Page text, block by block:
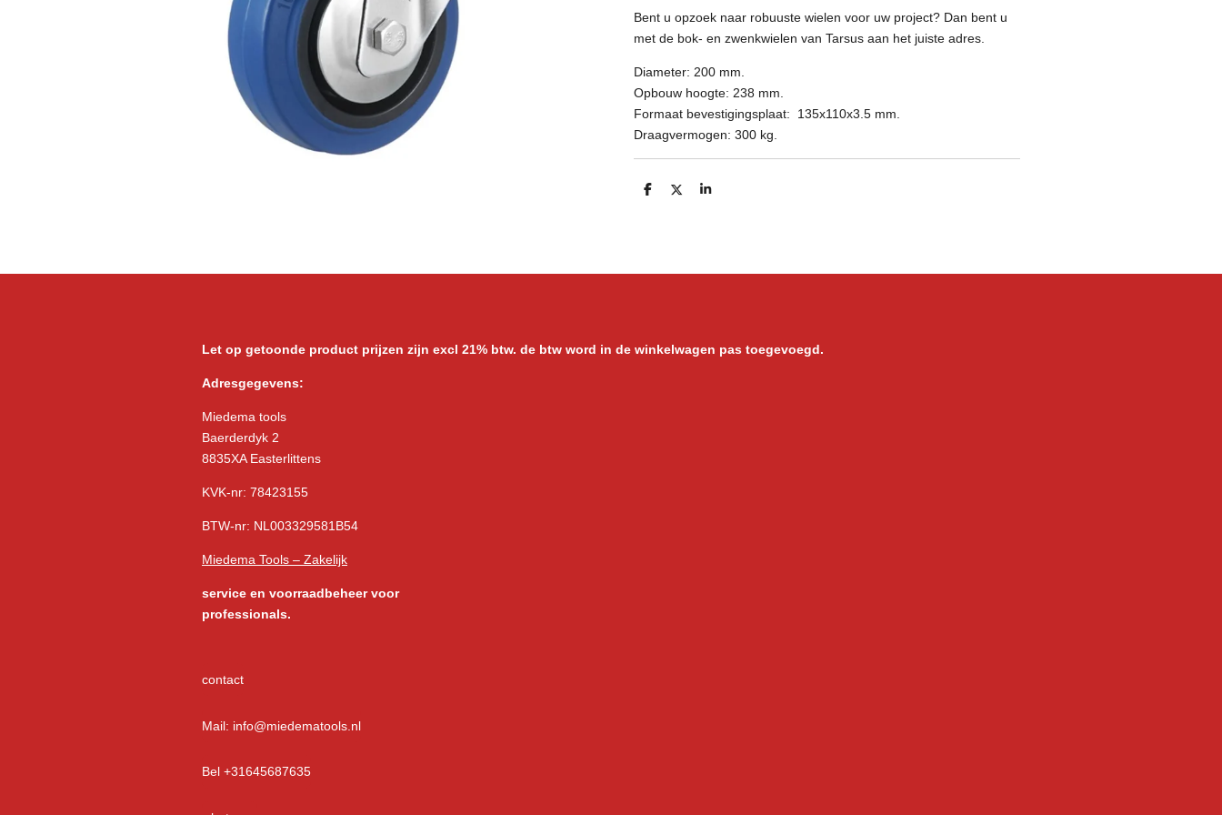
Bent u opzoek naar robuuste wielen voor uw project? Dan bent u
met de bok- en zwenkwielen van Tarsus aan het juiste adres.
Diameter: 200 mm.
Opbouw hoogte: 238 mm.
Formaat bevestigingsplaat: 135x110x3.5 mm.
Draagvermogen: 300 kg.
D
D
S
Let op getoonde product prijzen zijn excl 21% btw. de btw word in de winkelwagen pas toegevoegd.
Adresgegevens:
Miedema tools
Baerderdyk 2
8835XA Easterlittens
KVK-nr: 78423155
BTW-nr: NL003329581B54
Miedema Tools – Zakelijk
service en voorraadbeheer voor
professionals.
contact
Mail: info@miedematools.nl
Bel +31645687635